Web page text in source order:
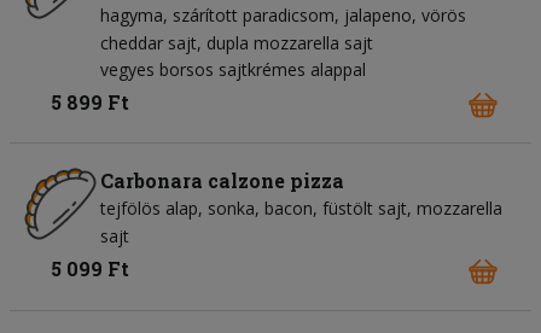
hagyma szárított paradicsom jalapeno vörös
cheddar sajt dupla mozzarella sajt
vegyes borsos sajtkrémes alappal
5 899 Ft
Carbonara calzone pizza
tejfölös alap sonka bacon füstölt sajt mozzarella
sajt
5 099 Ft